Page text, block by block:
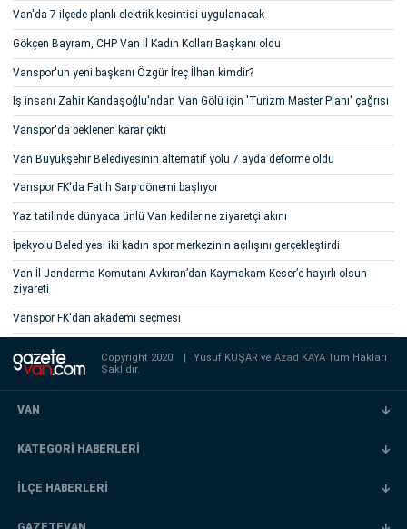
Van'da 7 ilçede planlı elektrik kesintisi uygulanacak
Gökçen Bayram, CHP Van İl Kadın Kolları Başkanı oldu
Vanspor'un yeni başkanı Özgür İreç İlhan kimdir?
İş insanı Zahir Kandaşoğlu'ndan Van Gölü için 'Turizm Master Planı' çağrısı
Vanspor'da beklenen karar çıktı
Van Büyükşehir Belediyesinin alternatif yolu 7 ayda deforme oldu
Vanspor FK'da Fatih Sarp dönemi başlıyor
Yaz tatilinde dünyaca ünlü Van kedilerine ziyaretçi akını
İpekyolu Belediyesi iki kadın spor merkezinin açılışını gerçekleştirdi
Van İl Jandarma Komutanı Avkıran’dan Kaymakam Keser’e hayırlı olsun
ziyareti
Vanspor FK'dan akademi seçmesi
Copyright 2020 | Yusuf KUŞAR veAzad KAYATüm Hakları
Saklıdır.
VAN
KATEGORİ HABERLERİ
İLÇE HABERLERİ